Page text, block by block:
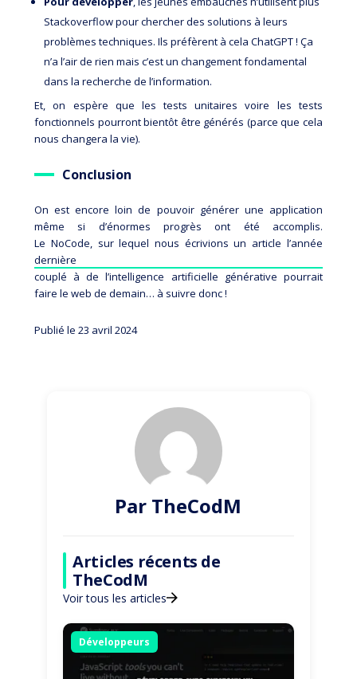
Stackoverflowpour chercher des solutions à leurs
problèmes techniques. Ils préfèrent à cela ChatGPT ! Ça
n’a l’air de rien mais c’est un changement fondamental
dans la recherche de l’information.
Et, on espère que les tests unitaires voire les tests
fonctionnels pourront bientôt être générés (parce que cela
nous changera la vie).
Conclusion
On est encore loin de pouvoir générer une application
même si d’énormes progrès ont été accomplis.
Le NoCode, sur lequel nous écrivions un article l’année
dernière
couplé à de l’intelligence artificielle générative pourrait
faire le web de demain… à suivre donc !
Publié le 23 avril 2024
Par TheCodM
Articles récents de
TheCodM
Voir tous les articles
Développeurs